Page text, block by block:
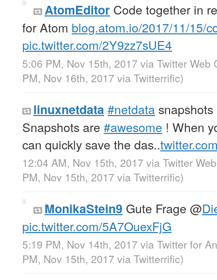
AtomEditor Code together in
for Atom blog.atom.io/2017/11/15/
pic.twitter.com/2Y9zz7sUE4
5:06 PM, Nov 15th, 2017 via Twitter Web
PM, Nov 16th, 2017 via Twitterrific)
linuxnetdata #netdata
Snapshots are #awesome ! When
can quickly save the das..
12:04 AM, Nov 15th, 2017 via Twitter
PM, Nov 15th, 2017 via Twitterrific)
MonikaStein9 Gute Frage @
pic.twitter.com/5A7OuexFjG
5:19 PM, Nov 14th, 2017 via Twitter for
PM, Nov 15th, 2017 via Twitterrific)